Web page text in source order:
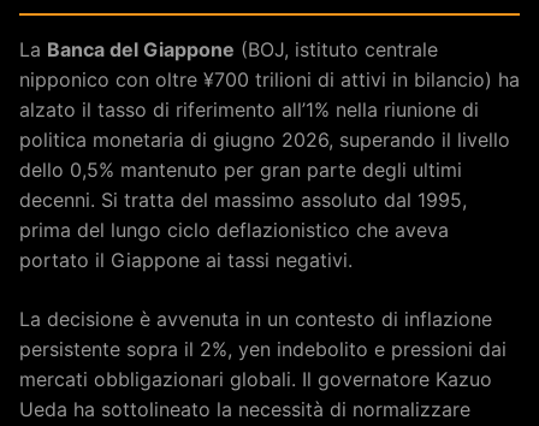
La Banca del Giappone (BOJ, istituto centrale
nipponico con oltre ¥700 trilioni di attivi in bilancio) ha
alzato il tasso di riferimento all’1% nella riunione di
politica monetaria di giugno 2026, superando il livello
dello 0,5% mantenuto per gran parte degli ultimi
decenni. Si tratta del massimo assoluto dal 1995,
prima del lungo ciclo deflazionistico che aveva
portato il Giappone ai tassi negativi.
La decisione è avvenuta in un contesto di inflazione
persistente sopra il 2%, yen indebolito e pressioni dai
mercati obbligazionari globali. Il governatore Kazuo
Ueda ha sottolineato la necessità di normalizzare